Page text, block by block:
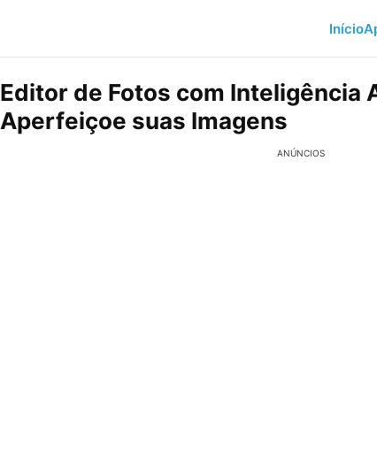
Início
Editor de Fotos com Inteligência
Aperfeiçoe suas Imagens
ANÚNCIOS